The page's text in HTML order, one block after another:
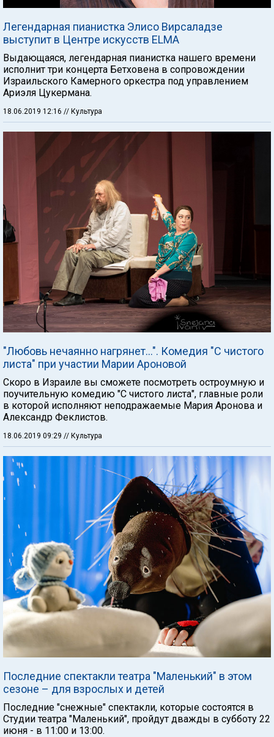
Легендарная пианистка Элисо Вирсаладзе
выступит в Центре искусств ELMA
Выдающаяся, легендарная пианистка нашего времени
исполнит три концерта Бетховена в сопровождении
Израильского Камерного оркестра под управлением
Ариэля Цукермана.
18.06.2019 12:16 // Культура
"Любовь нечаянно нагрянет…". Комедия "С чистого
листа" при участии Марии Ароновой
Скоро в Израиле вы сможете посмотреть остроумную и
поучительную комедию "С чистого листа", главные роли
в которой исполняют неподражаемые Мария Аронова и
Александр Феклистов.
18.06.2019 09:29 // Культура
Последние спектакли театра "Маленький" в этом
сезоне – для взрослых и детей
Последние "снежные" спектакли, которые состоятся в
Студии театра "Маленький", пройдут дважды в субботу 22
июня - в 11:00 и 13:00.